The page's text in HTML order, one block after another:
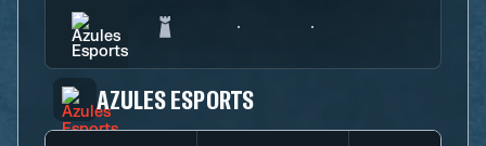
AZULES ESPORTS